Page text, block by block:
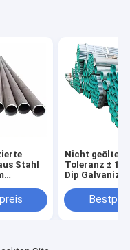
Stahl
Nicht geölte
Toleranz ± 1%
Dip
Steel Tube
geölte oder